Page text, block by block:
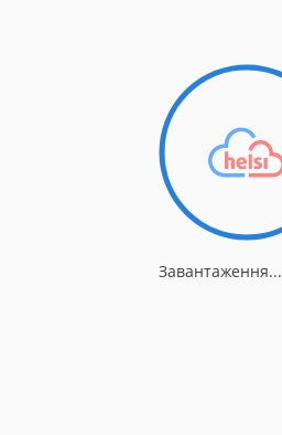
Завантаження...